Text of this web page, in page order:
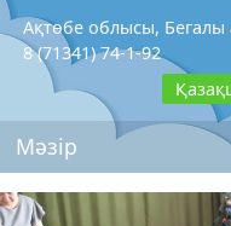
Ақтөбе облысы,
8 (71341) 74-1-92
Мәзір